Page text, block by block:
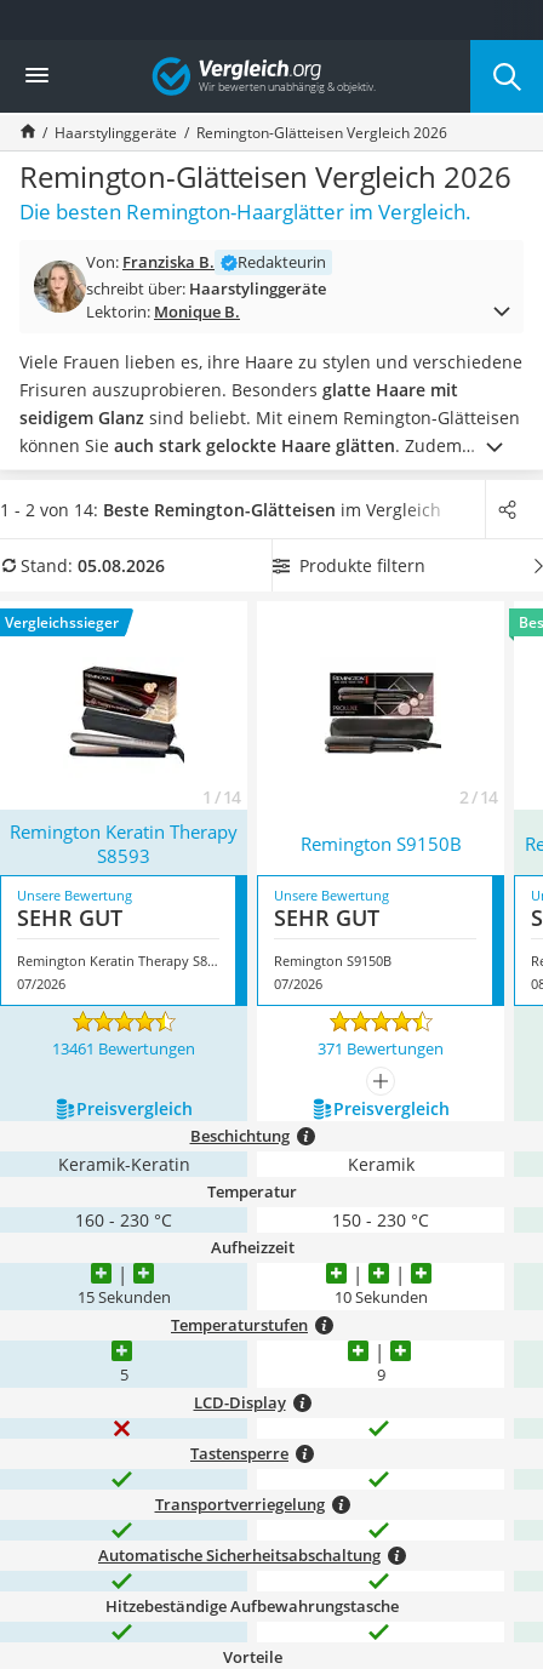
Die beliebtesten Vergleiche nach Kategorie
Drogerie
Inhalator
Haarschneider
Rollator
Braun Rasierer
Katzenklappe (Chip)
Masturbator
Massagepistole
Reisehaartrockner
Eiweißpulver
Magnesiumpräparat
Katzenklappe
Nackenmassagegerät
Zeckenschutz Katze
Philips-Sonicare-Zahnbürste
Mineralfutter Pferd
Massagegerät
Vergleich
Haarstylinggeräte Remington-Glätteisen Vergleich 2026
Remington-Glätteisen Vergleich 2026
Die besten Remington-Haarglätter im Vergleich.
Von: Franziska B.
Redakteurin
schreibt über: Haarstylinggeräte
Lektorin: Monique B.
Viele Frauen lieben es, ihre Haare zu stylen und verschiedene
Frisuren auszuprobieren. Besonders glatte Haare mit
seidigem Glanz sind beliebt. Mit einem Remington-Glätteisen
können Sie auch stark gelockte Haare glätten. Zudem
berichten gängige Online-Tests, dass Sie mit der Hilfe von
Glätteisen nicht nur glatte Haare, sondern auchLocken
mit einer Keramikbeschichtung,damit Ihre Haare auch bei
hier im August 2026 besonders das Modell
Keratin Therapy S8593
1 - 2 von 14: Beste Remington-Glätteisen im Vergleich
Stand: 05.08.2026 Produkte filtern
Vergleichssieger
1 / 14 2 / 14
Remington Keratin Therapy
S8593
Remington S9150B
Unsere Bewertung
SEHR GUT
Remington Keratin Therapy S8593
07/2026
Unsere Bewertung
SEHR GUT
Remington S9150B
07/2026
13461 Bewertungen 371 Bewertungen
mehr anzeigen
Preis­vergleich
Preis­vergleich
Beschichtung
Keramik-Keratin Keramik
Temperatur
160 - 230 °C 150 - 230 °C
Aufheizzeit
15 Sekunden 10 Sekunden
Temperaturstufen
5 9
LCD-Display
Tastensperre
Transportverriegelung
Automatische Sicherheitsabschaltung
Hitzebeständige Aufbewahrungstasche
Vorteile